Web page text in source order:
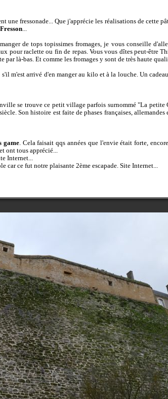
une fressonade... Que j'apprécie les réalisations de cette
Fresson...
de tops topissimes fromages, je vous conseille
pour raclette ou fin de repas. Vous vous dîtes peut-être
par là-bas. Et comme les fromages y sont de très haute
s'il m'est arrivé d'en manger au kilo et à la louche. Un
se trouve ce petit village parfois surnommé "La petite
Son histoire est faite de phases françaises,
game. Cela faisait qqs années que l'envie était forte,
ont tous apprécié...
Internet...
car ce fut notre plaisante 2ème escapade. Site Internet...